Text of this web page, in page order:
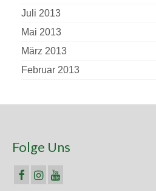
Juli 2013
Mai 2013
März 2013
Februar 2013
Folge Uns